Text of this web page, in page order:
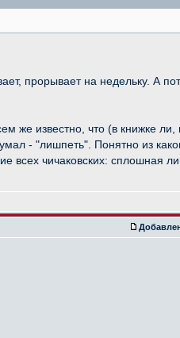
прорывает на недельку. А
же известно, что (в книжке
- "лишпеть". Понятно из
всех чичаковских: сплошная